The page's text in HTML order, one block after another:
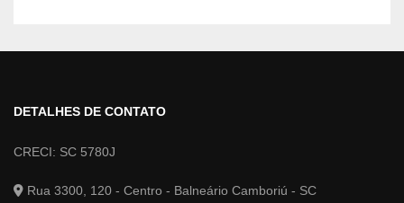
DETALHES DE CONTATO
CRECI: SC 5780J
Rua 3300, 120 - Centro - Balneário Camboriú - SC